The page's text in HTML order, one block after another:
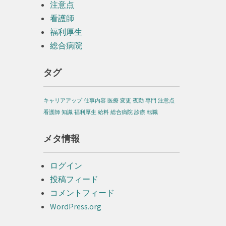
注意点
看護師
福利厚生
総合病院
タグ
キャリアアップ 仕事内容 医療 変更 夜勤 専門 注意点
看護師 知識 福利厚生 給料 総合病院 診療 転職
メタ情報
ログイン
投稿フィード
コメントフィード
WordPress.org